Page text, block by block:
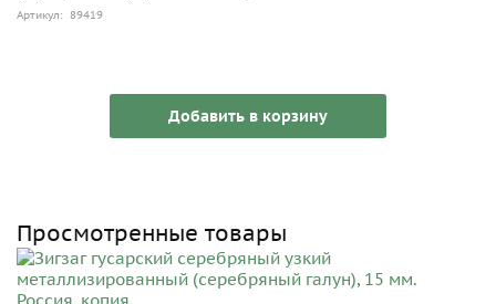
Артикул: 89419
Добавить в корзину
Просмотренные товары